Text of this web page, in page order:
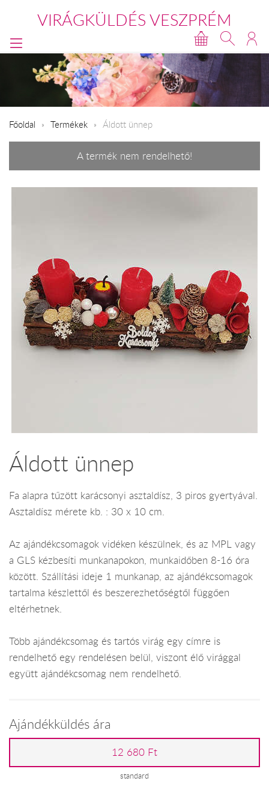
VIRÁGKÜLDÉS VESZPRÉM
Főoldal Termékek Áldott ünnep
A termék nem rendelhető!
Áldott ünnep
Fa alapra tűzött karácsonyi asztaldísz, 3 piros gyertyával.
Asztaldísz mérete kb. : 30 x 10 cm.
Az ajándékcsomagok vidéken készülnek, és az MPL vagy
a GLS kézbesíti munkanapokon, munkaidőben 8-16 óra
között. Szállítási ideje 1 munkanap, az ajándékcsomagok
tartalma készlettől és beszerezhetőségtől függően
eltérhetnek.
Több ajándékcsomag és tartós virág egy címre is
rendelhető egy rendelésen belül, viszont élő virággal
együtt ajándékcsomag nem rendelhető.
Ajándékküldés ára
12 680 Ft
standard